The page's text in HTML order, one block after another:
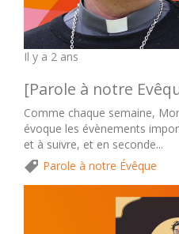
Il y a 2 ans
[Parole à notre
Comme chaque semaine,
évoque les évènements
et à suivre, et en seconde...
Parole à notre Évêque